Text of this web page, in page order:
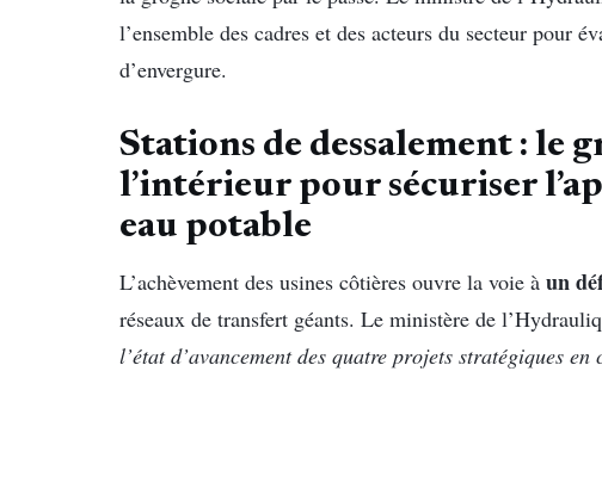
l’ensemble des cadres et des acteurs du secteur pour
d’envergure.
Stations de dessalement : le
l’intérieur pour sécuriser
eau potable
L’achèvement des usines côtières ouvre la voie à un
réseaux de transfert géants. Le ministère de
l’état d’avancement des quatre projets stratégiques